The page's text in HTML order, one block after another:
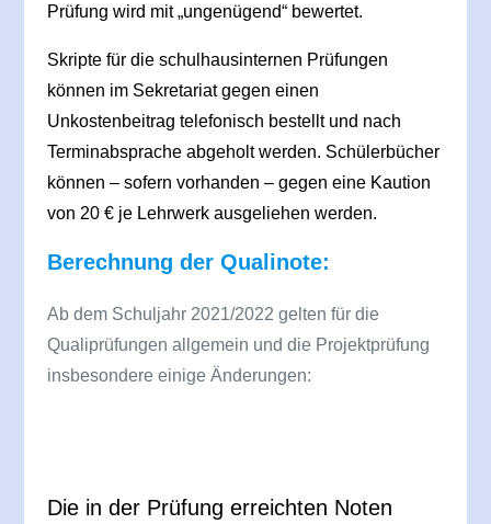
Prüfung wird mit „ungenügend“ bewertet.
Skripte für die schulhausinternen Prüfungen
können im Sekretariat gegen einen
Unkostenbeitrag telefonisch bestellt und nach
Terminabsprache abgeholt werden. Schülerbücher
können – sofern vorhanden – gegen eine Kaution
von 20 € je Lehrwerk ausgeliehen werden.
Berechnung der Qualinote:
Ab dem Schuljahr 2021/2022 gelten für die
Qualiprüfungen allgemein und die Projektprüfung
insbesondere einige Änderungen:
Die in der Prüfung erreichten Noten